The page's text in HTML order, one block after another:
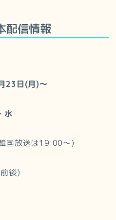
配信情報
23日(月)～
水
国放送は19:00～)
後)